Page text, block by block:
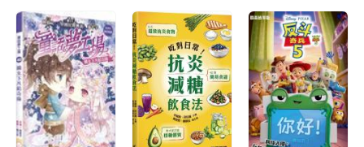
They Kill Us）則入選NPR、《君子》雜誌（Esquire）、BuzzFeed網站、《O：
歐普拉雜誌》（O: The Oprah Magazine）、Pitchfork網站、《芝加哥論壇報》
（Chicago Tribune）等媒體年度選書。《在雨中勇往直前：給稱為追尋部落的手
記》（Go Ahead in the Rain: Notes to A Tribe Called Quest）登上紐約時報暢銷
榜，並入選美國國家書評人協會獎（National Book Critics Circle Award）及柯克
斯獎（Kirkus Prize）決選，同時入圍美國國家書卷獎初選，第二本詩集《你災厄
中的好運》（A Fortune for Your Disaster）則榮獲萊諾爾・馬歇爾獎（Lenore